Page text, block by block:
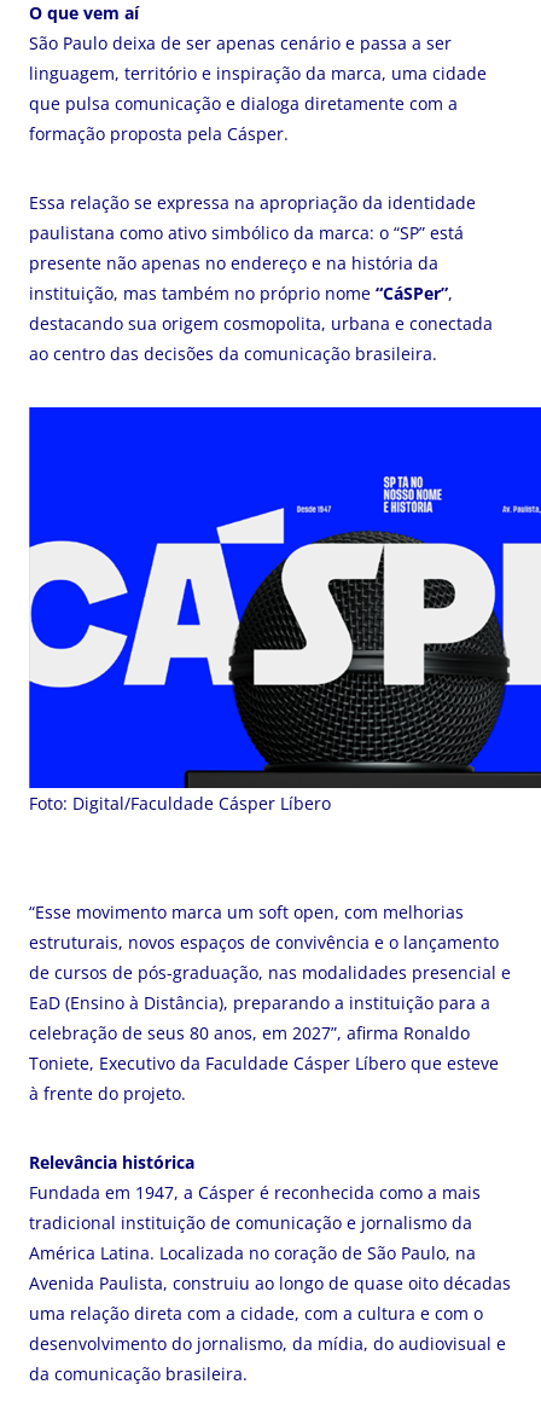
O que vem aí
São Paulo deixa de ser apenas cenário e passa a ser
linguagem, território e inspiração da marca, uma cidade
que pulsa comunicação e dialoga diretamente com a
formação proposta pela Cásper.
Essa relação se expressa na apropriação da identidade
paulistana como ativo simbólico da marca: o “SP” está
presente não apenas no endereço e na história da
instituição, mas também no próprio nome “CáSPer”,
destacando sua origem cosmopolita, urbana e conectada
ao centro das decisões da comunicação brasileira.
Foto: Digital/Faculdade Cásper Líbero
“Esse movimento marca um soft open, com melhorias
estruturais, novos espaços de convivência e o lançamento
de cursos de pós-graduação, nas modalidades presencial e
EaD (Ensino à Distância), preparando a instituição para a
celebração de seus 80 anos, em 2027”, afirma Ronaldo
Toniete, Executivo da Faculdade Cásper Líbero que esteve
à frente do projeto.
Relevância histórica
Fundada em 1947, a Cásper é reconhecida como a mais
tradicional instituição de comunicação e jornalismo da
América Latina. Localizada no coração de São Paulo, na
Avenida Paulista, construiu ao longo de quase oito décadas
uma relação direta com a cidade, com a cultura e com o
desenvolvimento do jornalismo, da mídia, do audiovisual e
da comunicação brasileira.